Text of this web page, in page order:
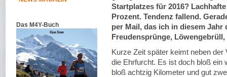
Das M4Y-Buch
Startplatzes für 2016?
Prozent. Tendenz fallend.
per Mail, das ich in diesem Jahr
Freudensprünge, Löwengebrüll,
Kurze Zeit später keimt neben der
die Ehrfurcht. Es ist doch bloß ein
bloß achtzig Kilometer und gut